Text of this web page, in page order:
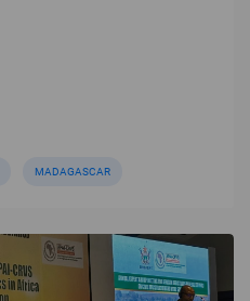
MADAGASCAR